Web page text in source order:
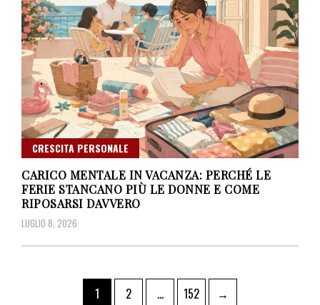
CRESCITA PERSONALE
CARICO MENTALE IN VACANZA: PERCHÉ LE
FERIE STANCANO PIÙ LE DONNE E COME
RIPOSARSI DAVVERO
LUGLIO 8, 2026
PaginazionePagina
1 Pagina
2 … Pagina
152 →